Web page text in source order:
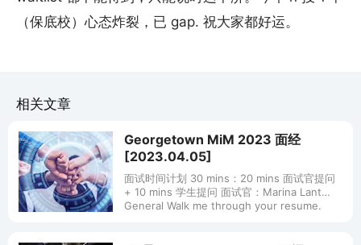
（保底校）心态炸裂，已 gap. 祝大家都好运。
相关文章
Georgetown MiM 2023 面经
[2023.04.05]
面试时间计划 30 mins：20 mins 面试官提问
+ 10 mins 学生提问 面试官：Marina Lant
General Walk me through your resume.